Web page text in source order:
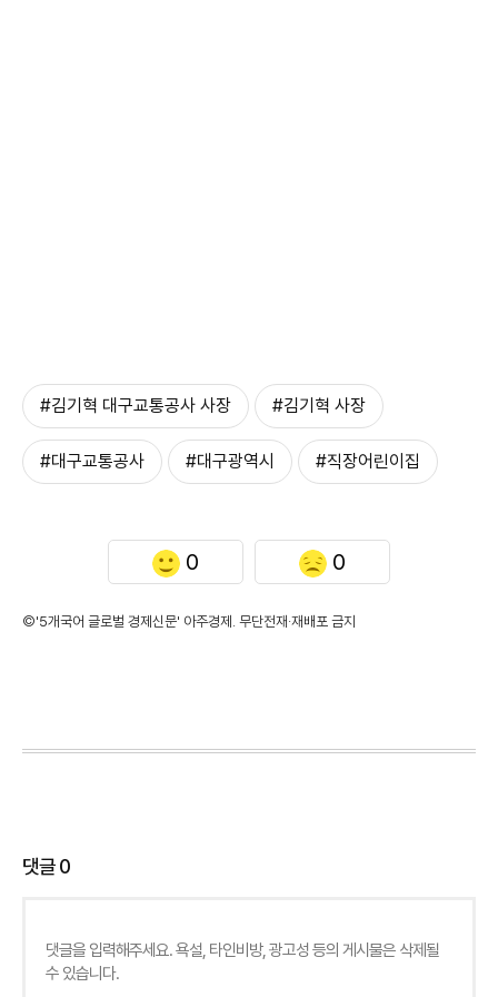
#김기혁 대구교통공사 사장 #김기혁 사장
#대구교통공사 #대구광역시 #직장어린이집
0 0
©'5개국어 글로벌 경제신문' 아주경제. 무단전재·재배포 금지
댓글0